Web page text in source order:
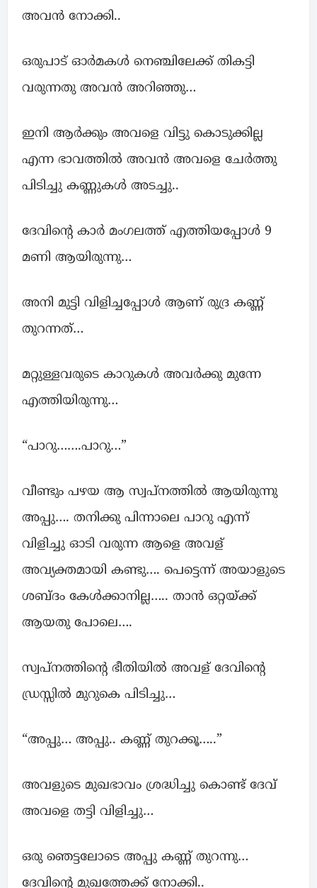
അവന്‍ നോക്കി..
ഒരുപാട് ഓര്‍മകള്‍ നെഞ്ചിലേക്ക് തികട്ടി
വരുന്നതു അവന്‍ അറിഞ്ഞു…
ഇനി ആര്‍ക്കും അവളെ വിട്ടു കൊടുക്കില്ല
എന്ന ഭാവത്തില്‍ അവന്‍ അവളെ ചേര്‍ത്തു
പിടിച്ചു കണ്ണുകൾ അടച്ചു..
ദേവിന്റെ കാർ മംഗലത്ത് എത്തിയപ്പോള്‍ 9
മണി ആയിരുന്നു…
അനി മുട്ടി വിളിച്ചപ്പോള്‍ ആണ് രുദ്ര കണ്ണ്
തുറന്നത്…
മറ്റുള്ളവരുടെ കാറുകൾ അവര്‍ക്കു മുന്നേ
എത്തിയിരുന്നു…
“പാറു…….പാറു…”
വീണ്ടും പഴയ ആ സ്വപ്നത്തില്‍ ആയിരുന്നു
അപ്പു…. തനിക്കു പിന്നാലെ പാറു എന്ന്
വിളിച്ചു ഓടി വരുന്ന ആളെ അവള്
അവ്യക്തമായി കണ്ടു…. പെട്ടെന്ന് അയാളുടെ
ശബ്ദം കേള്‍ക്കാനില്ല….. താൻ ഒറ്റയ്ക്ക്
ആയതു പോലെ….
സ്വപ്നത്തിന്റെ ഭീതിയിൽ അവള് ദേവിന്റെ
ഡ്രസ്സിൽ മുറുകെ പിടിച്ചു…
“അപ്പു… അപ്പു.. കണ്ണ് തുറക്കൂ…..”
അവളുടെ മുഖഭാവം ശ്രദ്ധിച്ചു കൊണ്ട് ദേവ്
അവളെ തട്ടി വിളിച്ചു…
ഒരു ഞെട്ടലോടെ അപ്പു കണ്ണ് തുറന്നു…
ദേവിന്റെ മുഖത്തേക്ക് നോക്കി..